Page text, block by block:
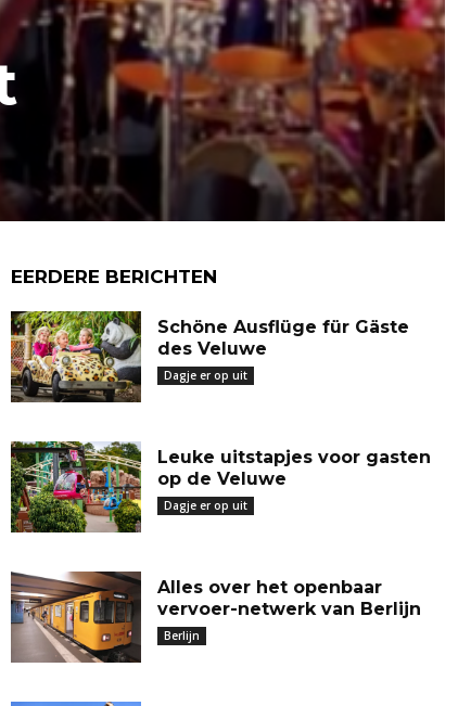
EERDERE BERICHTEN
Schöne Ausflüge für Gäste
des Veluwe
Dagje er op uit
Leuke uitstapjes voor gasten
op de Veluwe
Dagje er op uit
Alles over het openbaar
vervoer-netwerk van Berlijn
Berlijn